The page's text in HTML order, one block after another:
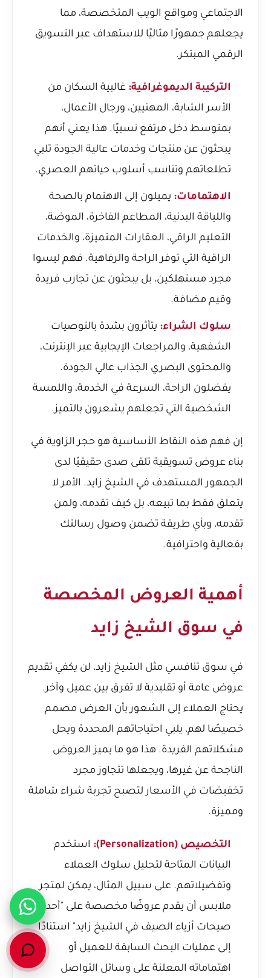
الاجتماعي ومواقع الويب المتخصصة، مما
يجعلهم جمهورًا مثاليًا للاستهداف عبر التسويق
الرقمي المبتكر.
التركيبة الديموغرافية: غالبية السكان من
الأسر الشابة، المهنيين، ورجال الأعمال،
بمتوسط دخل مرتفع نسبيًا. هذا يعني أنهم
يبحثون عن منتجات وخدمات عالية الجودة تلبي
تطلعاتهم وتناسب أسلوب حياتهم العصري.
الاهتمامات: يميلون إلى الاهتمام بالصحة
واللياقة البدنية، المطاعم الفاخرة، الموضة،
التعليم الراقي، العقارات المتميزة، والخدمات
الراقية التي توفر الراحة والرفاهية. فهم ليسوا
مجرد مستهلكين، بل يبحثون عن تجارب فريدة
وقيم مضافة.
سلوك الشراء: يتأثرون بشدة بالتوصيات
الشفهية، والمراجعات الإيجابية عبر الإنترنت،
والمحتوى البصري الجذاب عالي الجودة.
يفضلون الراحة، السرعة في الخدمة، واللمسة
الشخصية التي تجعلهم يشعرون بالتميز.
إن فهم هذه النقاط الأساسية هو حجر الزاوية في
بناء عروض تسويقية تلقى صدى حقيقيًا لدى
الجمهور المستهدف في الشيخ زايد. الأمر لا
يتعلق فقط بما تبيعه، بل كيف تقدمه، ولمن
تقدمه، وبأي طريقة تضمن وصول رسالتك
بفعالية واحترافية.
أهمية العروض المخصصة
في سوق الشيخ زايد
في سوق تنافسي مثل الشيخ زايد، لن يكفي تقديم
عروض عامة أو تقليدية لا تفرق بين عميل وآخر.
يحتاج العملاء إلى الشعور بأن العرض مصمم
خصيصًا لهم، يلبي احتياجاتهم المحددة ويحل
مشكلاتهم الفريدة. هذا هو ما يميز العروض
الناجحة عن غيرها، ويجعلها تتجاوز مجرد
تخفيضات في الأسعار لتصبح تجربة شراء شاملة
ومميزة.
التخصيص (Personalization):
استخدم
البيانات المتاحة لتحليل سلوك العملاء
وتفضيلاتهم. على سبيل المثال، يمكن لمتجر
ملابس أن يقدم عروضًا مخصصة على "أحدث
صيحات أزياء الصيف في الشيخ زايد" استنادًا
إلى عمليات البحث السابقة للعميل أو
اهتماماته المعلنة على وسائل التواصل